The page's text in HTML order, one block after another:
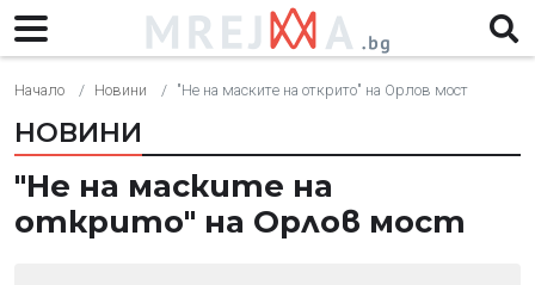
Начало Новини "Не на маските на открито" на Орлов мост
НОВИНИ
"Не на маските на
открито" на Орлов мост